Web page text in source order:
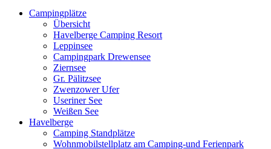
Campingplätze
Übersicht
Havelberge Camping Resort
Leppinsee
Campingpark Drewensee
Ziernsee
Gr. Pälitzsee
Zwenzower Ufer
Useriner See
Weißen See
Havelberge
Camping Standplätze
Wohnmobilstellplatz am Camping-und Ferienpark